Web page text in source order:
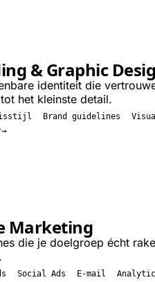
& Graphic
identiteit die
het kleinste detail.
Brand guidelines
Marketing
die je doelgroep écht
Social Ads E-mail